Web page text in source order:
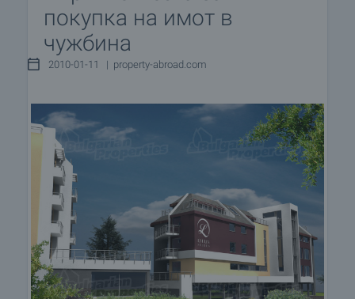
покупка на имот в
чужбина
2010-01-11 | property-abroad.com